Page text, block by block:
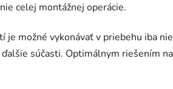
celej montážnej operácie.
je možné vykonávať v priebehu iba
súčasti. Optimálnym riešením